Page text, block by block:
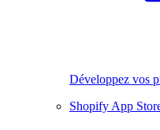
Développez vos
Shopify App